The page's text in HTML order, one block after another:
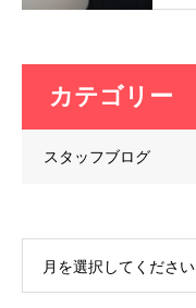
カテゴリー
スタッフブログ
月を選択してください